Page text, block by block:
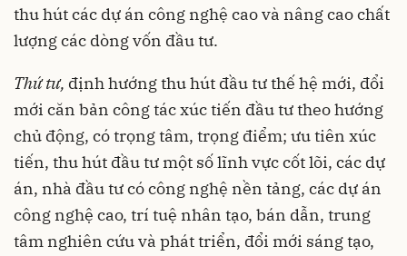
thu hút các dự án công nghệ cao và nâng cao chất
lượng các dòng vốn đầu tư.
Thứ tư, định hướng thu hút đầu tư thế hệ mới, đổi
mới căn bản công tác xúc tiến đầu tư theo hướng
chủ động, có trọng tâm, trọng điểm; ưu tiên xúc
tiến, thu hút đầu tư một số lĩnh vực cốt lõi, các dự
án, nhà đầu tư có công nghệ nền tảng, các dự án
công nghệ cao, trí tuệ nhân tạo, bán dẫn, trung
tâm nghiên cứu và phát triển, đổi mới sáng tạo,